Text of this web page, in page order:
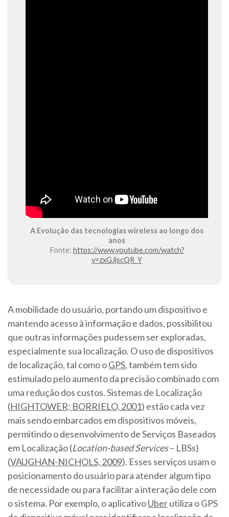
A Evolução das tecnologias wireless ao longo dos
anos
Fonte: https://www.youtube.com/watch?
v=zxGJjscQR_Y
A mobilidade do usuário, portando um dispositivo e
mantendo acesso à informação e dados, possibilitou
que outras informações pudessem ser exploradas,
especialmente sua localização. O uso de dispositivos
de localização, tal como oGPS, também tem sido
estimulado pelo aumento da precisão combinado com
uma redução dos custos. Sistemas de Localização
(HIGHTOWER; BORRIELO, 2001) estão cada vez
mais sendo embarcados em dispositivos móveis,
permitindo o desenvolvimento de Serviços Baseados
em Localização (Location-based Services– LBSs)
(VAUGHAN-NICHOLS, 2009). Esses serviços usam o
posicionamento do usuário para atender algum tipo
de necessidade ou para facilitar a interação dele com
o sistema. Por exemplo, o aplicativoUberutiliza o GPS